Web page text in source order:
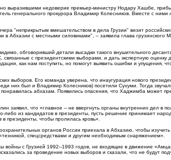
выразившими недоверие премьер-министру Нодару Хашбе,
генерального прокурора Владимир Колесников. Вместе с
"неприкрытым вмешательством в дела Грузии" визит
в Абхазии с местными силовиками", -- заявила глава
обговоривший детали высадки такого внушительного
с президентскими выборами, и дать экспертную
как нам поступить, но помогут выявить ошибки и упущения,
выборов. Его команда уверена, что инаугурация нового
них был и Владимир Колесников) посетили Сухуми. Тогда
абхазам. Появились опасения, что Хаджимба может
заявил, что «главное -- не ввергнуть органы внутренних дел в
из кандидатов в президенты, пусть решение принимает
президенты, чтобы пролилась кровь».
органов России приехала в Абхазию, чтобы
спецсредствами и другим необходимым снаряжением».
войны с Грузией 1992--1993 годов, не входящие в движение
за проведение новых выборов и сказали, что не будут